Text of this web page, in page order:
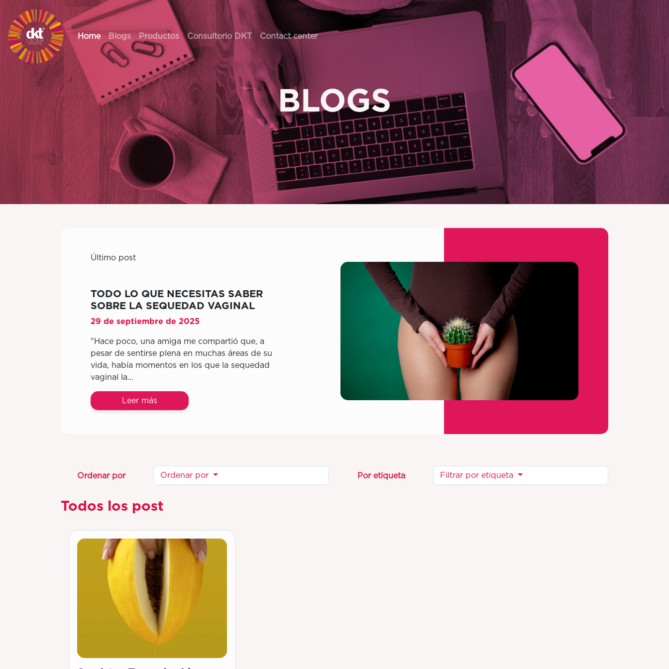
Home Blogs Productos Consultorio DKT Contact center
BLOGS
Último post
TODO LO QUE NECESITAS SABER
SOBRE LA SEQUEDAD VAGINAL
29 de septiembre de 2025
"Hace poco, una amiga me compartió que, a
pesar de sentirse plena en muchas áreas de su
vida, había momentos en los que la sequedad
vaginal la...
Leer más
Ordenar por Ordenar por Por etiqueta Filtrar por etiqueta
Todos los post